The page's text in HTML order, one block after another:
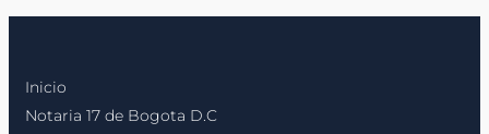
Inicio
Notaria 17 de Bogota D.C